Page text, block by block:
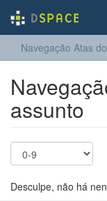
Navegação Atas
assunto
Desculpe, não há